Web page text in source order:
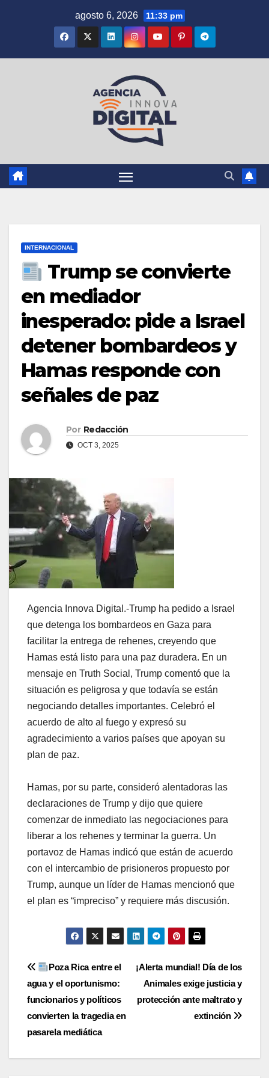
agosto 6, 2026 11:33 pm
INTERNACIONAL
Trump se convierte
en mediador
inesperado: pide a Israel
detener bombardeos y
Hamas responde con
señales de paz
Por Redacción
OCT 3, 2025
Agencia Innova Digital.-Trump ha pedido a Israel
que detenga los bombardeos en Gaza para
facilitar la entrega de rehenes, creyendo que
Hamas está listo para una paz duradera. En un
mensaje en Truth Social, Trump comentó que la
situación es peligrosa y que todavía se están
negociando detalles importantes. Celebró el
acuerdo de alto al fuego y expresó su
agradecimiento a varios países que apoyan su
plan de paz.
Hamas, por su parte, consideró alentadoras las
declaraciones de Trump y dijo que quiere
comenzar de inmediato las negociaciones para
liberar a los rehenes y terminar la guerra. Un
portavoz de Hamas indicó que están de acuerdo
con el intercambio de prisioneros propuesto por
Trump, aunque un líder de Hamas mencionó que
el plan es “impreciso” y requiere más discusión.
Navegación
de
entradas
¡Alerta mundial! Día de los
Animales exige justicia y
protección ante maltrato y
extinción
Poza Rica entre el
agua y el oportunismo:
funcionarios y políticos
convierten la tragedia en
pasarela mediática